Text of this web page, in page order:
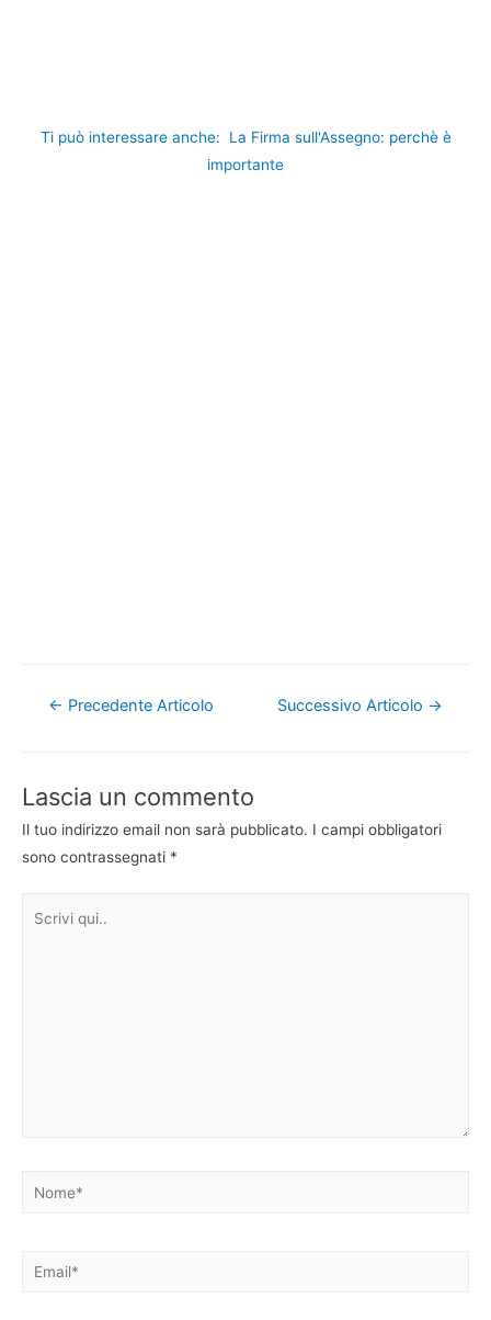
Ti può interessare anche:
La Firma sull'Assegno: perchè è
importante
Navigazione
← Precedente Articolo Successivo Articolo →
Lascia un commento
Il tuo indirizzo email non sarà pubblicato. I campi obbligatori
sono contrassegnati *
Nome*
Email*